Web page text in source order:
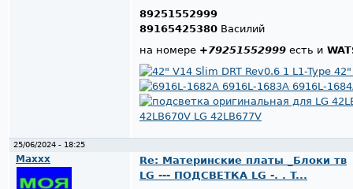
89251552999
89165425380 Василий
на номере +79251552999 есть и
25/06/2024 - 18:25
Maxxx
Re: Материнские платы _Блоки тв
LG --- ПОДСВЕТКА LG -. . T...